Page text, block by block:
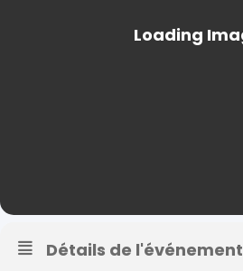
Détails de l'événement